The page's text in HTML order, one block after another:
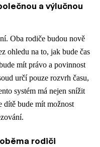
a výlučnou
Oba rodiče budou nově
ohledu na to, jak bude čas
mít právo a povinnost
určí pouze rozvrh času,
systém má nejen snížit
dítě bude mít možnost
rodiči